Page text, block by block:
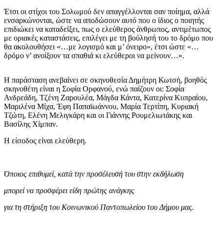
Έτσι οι στίχοι του Σολωμού δεν απαγγέλλονται σαν ποίημα, αλλά
ενσαρκώνονται, ώστε να αποδώσουν αυτό που ο ίδιος ο ποιητής
επιδιώκει να καταδείξει, πως ο ελεύθερος άνθρωπος, αντιμέτωπος
με οριακές καταστάσεις, επιλέγει με τη βούλησή του το δρόμο που
θα ακολουθήσει «…με λογισμό και μ’ όνειρο», έτσι ώστε «…
δρόμο ν’ ανοίξουν τα σπαθιά κι ελεύθεροι να μείνουν…».
Η παράσταση ανεβαίνει σε σκηνοθεσία Δημήτρη Κωτσή, βοηθός
σκηνοθέτη είναι η Σοφία Ορφανού, ενώ παίζουν οι: Σοφία
Ανδρεάδη, Τζένη Ζαρουλέα, Μάγδα Κάντα, Κατερίνα Κυπραίου,
Μαριλένα Μίχα, Έφη Παπαϊωάννου, Μαρία Τερτίπη, Κυριακή
Τζώτη, Ελένη Μελιγκάρη και οι Γιάννης Ρουμελιωτάκης και
Βασίλης Χίμπαν.
Η είσοδος είναι ελεύθερη.
Όποιος επιθυμεί, κατά την προσέλευσή του στην εκδήλωση
μπορεί να προσφέρει είδη πρώτης ανάγκης
για τη στήριξη του Κοινωνικού Παντοπωλείου του Δήμου μας.